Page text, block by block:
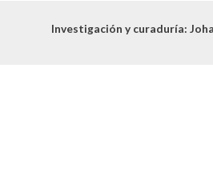
Investigación y curaduría: